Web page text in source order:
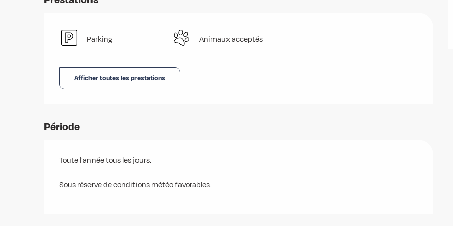
Parking Animaux acceptés
Afficher toutes les prestations
Période
Toute l'année tous les jours.
Sous réserve de conditions météo favorables.